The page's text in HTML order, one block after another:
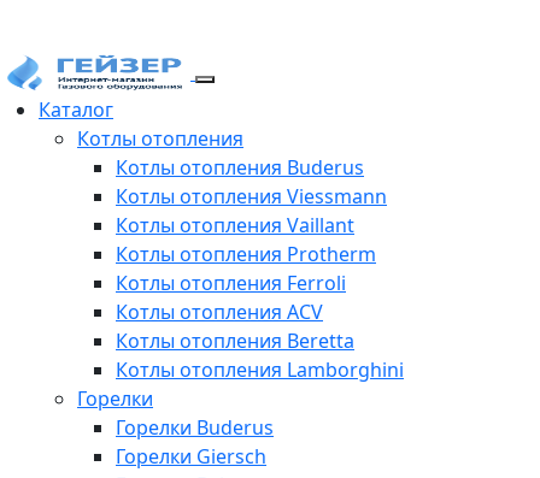
Каталог
Котлы отопления
Котлы отопления Buderus
Котлы отопления Viessmann
Котлы отопления Vaillant
Котлы отопления Protherm
Котлы отопления Ferroli
Котлы отопления ACV
Котлы отопления Beretta
Котлы отопления Lamborghini
Горелки
Горелки Buderus
Горелки Giersch